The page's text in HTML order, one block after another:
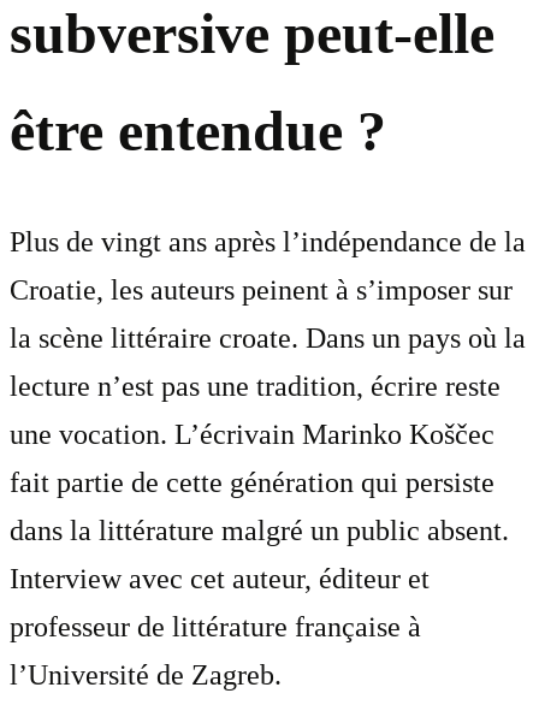
subversive peut-elle
être entendue ?
Plus de vingt ans après l’indépendance de la
Croatie, les auteurs peinent à s’imposer sur
la scène littéraire croate. Dans un pays où la
lecture n’est pas une tradition, écrire reste
une vocation. L’écrivain Marinko Koščec
fait partie de cette génération qui persiste
dans la littérature malgré un public absent.
Interview avec cet auteur, éditeur et
professeur de littérature française à
l’Université de Zagreb.